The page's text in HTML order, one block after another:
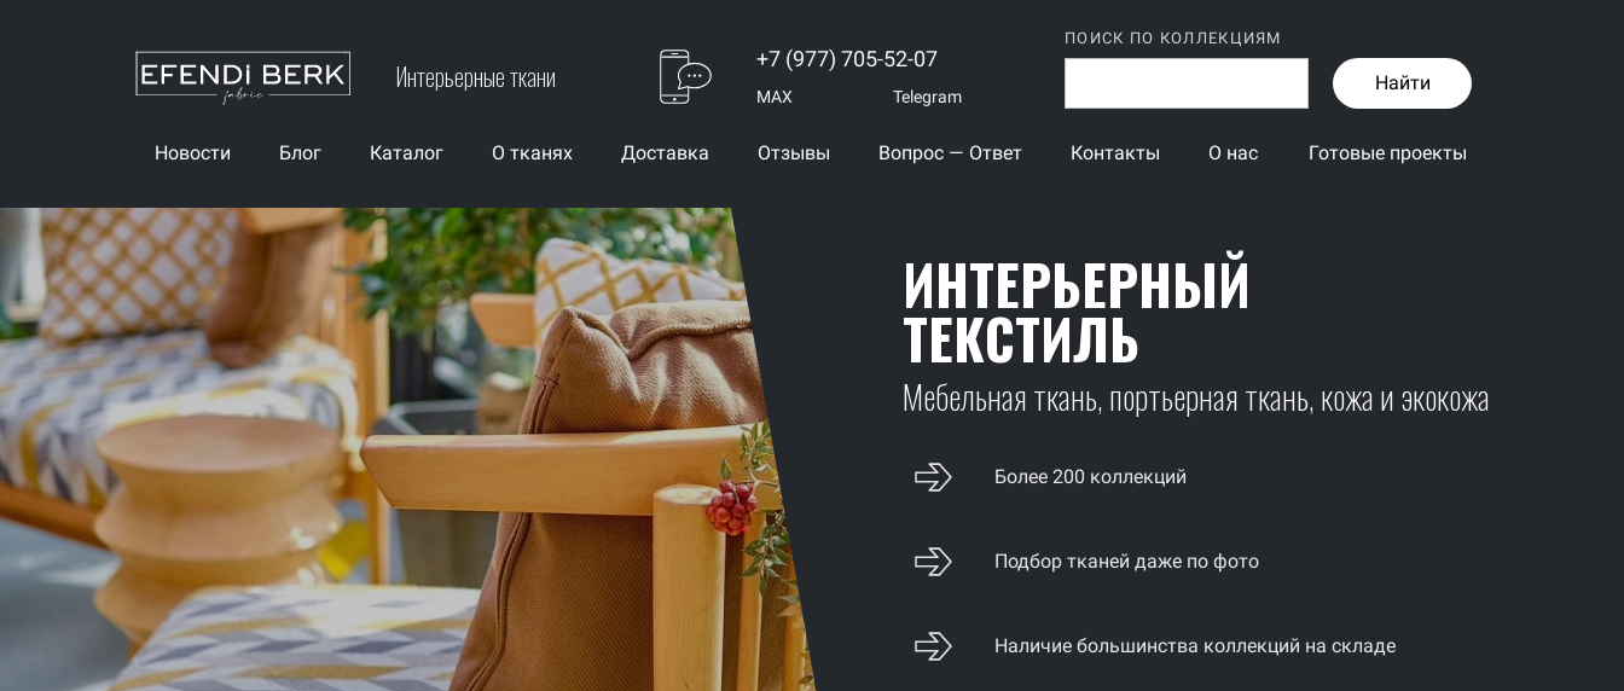
Интерьерные ткани +7 (977) 705-52-07
MAX Telegram
ПОИСК ПО КОЛЛЕКЦИЯМ
Найти
Новости Блог Каталог О тканях Доставка Отзывы Вопрос — Ответ Контакты О нас Готовые проекты
ИНТЕРЬЕРНЫЙ
ТЕКСТИЛЬ
Мебельная ткань, портьерная ткань, кожа и экокожа
Более 200 коллекций
Подбор тканей даже по фото
Наличие большинства коллекций на складе